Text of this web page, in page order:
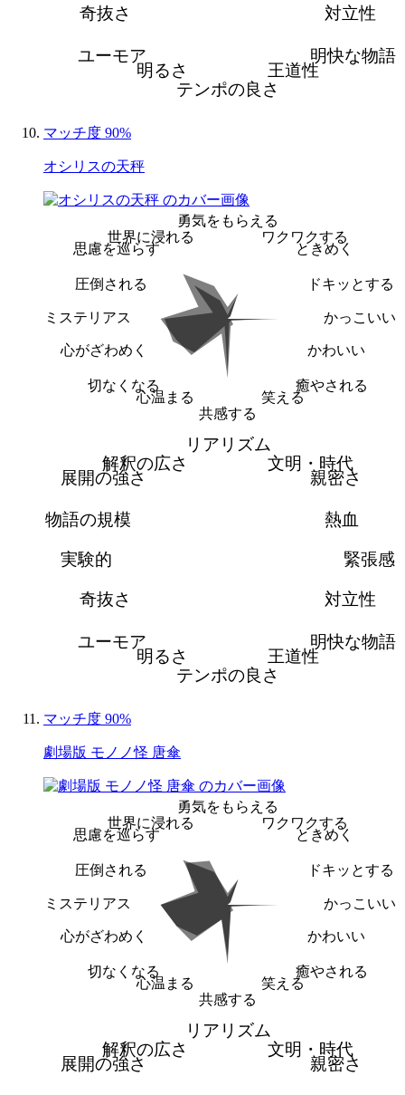
対立性
明快な物語
王道性
テンポの良さ
明るさ
ユーモア
奇抜さ
マッチ度 90%
オシリスの天秤
勇気をもらえる
ワクワクする
ときめく
ドキッとする
かっこいい
かわいい
癒やされる
笑える
共感する
心温まる
切なくなる
心がざわめく
ミステリアス
圧倒される
思慮を巡らす
世界に浸れる
リアリズム
文明・時代
親密さ
熱血
緊張感
対立性
明快な物語
王道性
テンポの良さ
明るさ
ユーモア
奇抜さ
実験的
物語の規模
展開の強さ
解釈の広さ
マッチ度 90%
劇場版 モノノ怪 唐傘
勇気をもらえる
ワクワクする
ときめく
ドキッとする
かっこいい
かわいい
癒やされる
笑える
共感する
心温まる
切なくなる
心がざわめく
ミステリアス
圧倒される
思慮を巡らす
世界に浸れる
リアリズム
文明・時代
親密さ
展開の強さ
解釈の広さ